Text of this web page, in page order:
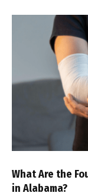
What Are the
in Alabama?